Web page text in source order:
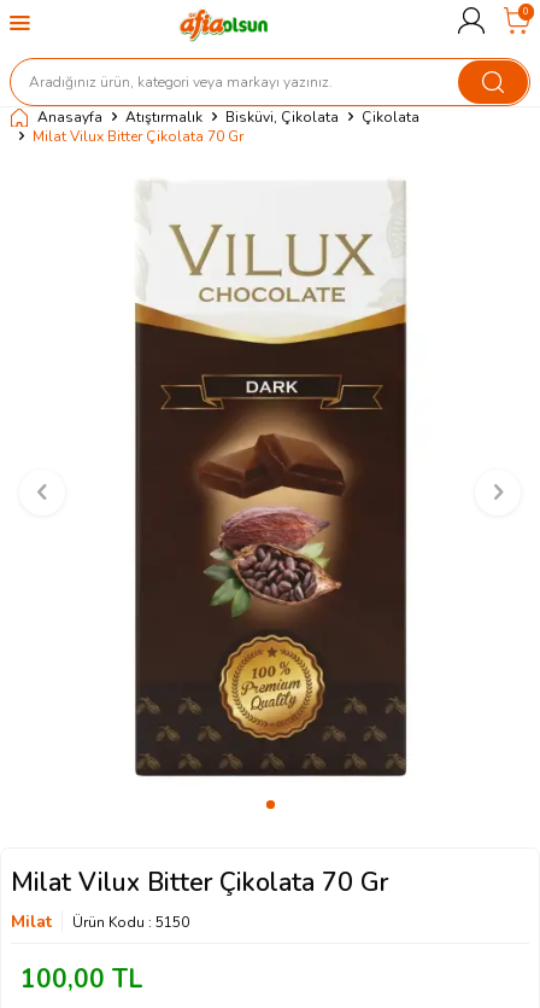
0
Anasayfa Atıştırmalık Bisküvi, Çikolata
Çikolata
Milat Vilux Bitter Çikolata 70 Gr
Milat Vilux Bitter Çikolata 70 Gr
Milat Ürün Kodu : 5150
100,00 TL